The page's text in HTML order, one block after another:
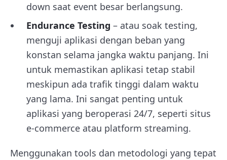
down saat event besar berlangsung.
Endurance Testing – atau soak testing,
menguji aplikasi dengan beban yang
konstan selama jangka waktu panjang. Ini
untuk memastikan aplikasi tetap stabil
meskipun ada trafik tinggi dalam waktu
yang lama. Ini sangat penting untuk
aplikasi yang beroperasi 24/7, seperti situs
e-commerce atau platform streaming.
Menggunakan tools dan metodologi yang tepat